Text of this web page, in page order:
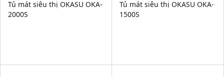
Tủ mát siêu thị OKASU OKA-
2000S
Tủ mát siêu thị OKASU OKA-
1500S